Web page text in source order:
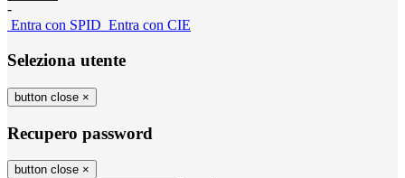
-
Entra con SPID Entra con CIE
Seleziona utente
button close ×
Recupero password
button close ×